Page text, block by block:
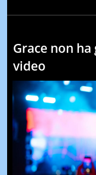
Grace non
video